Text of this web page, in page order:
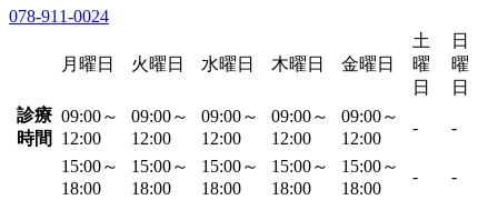
078-911-0024
月曜日 火曜日 水曜日 木曜日 金曜日
土
曜
日
日
曜
日
診療
時間
09:00～
12:00
09:00～
12:00
09:00～
12:00
09:00～
12:00
09:00～
12:00
- -
15:00～
18:00
15:00～
18:00
15:00～
18:00
15:00～
18:00
15:00～
18:00
- -